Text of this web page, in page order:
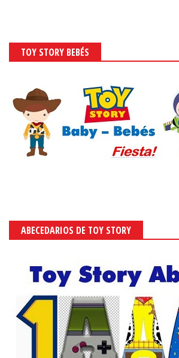
TOY STORY BEBÉS
ABECEDARIOS DE TOY STORY